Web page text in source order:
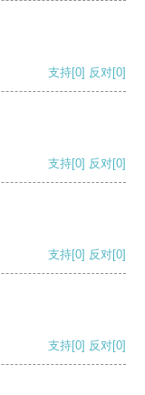
支持[0] 反对[0]
支持[0] 反对[0]
支持[0] 反对[0]
支持[0] 反对[0]